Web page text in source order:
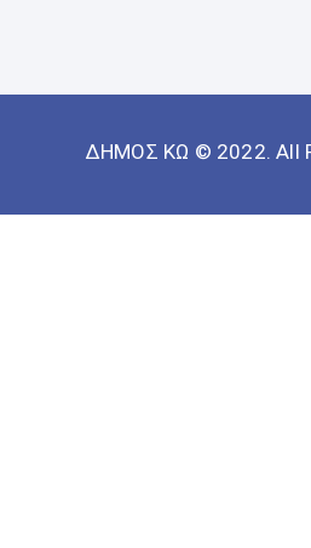
ΔΗΜΟΣ ΚΩ © 2022. All